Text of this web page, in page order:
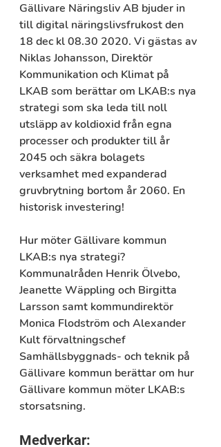
Gällivare Näringsliv AB bjuder in
till digital näringslivsfrukost den
18 dec kl 08.30 2020. Vi gästas av
Niklas Johansson, Direktör
Kommunikation och Klimat på
LKAB som berättar om LKAB:s nya
strategi som ska leda till noll
utsläpp av koldioxid från egna
processer och produkter till år
2045 och säkra bolagets
verksamhet med expanderad
gruvbrytning bortom år 2060. En
historisk investering!
Hur möter Gällivare kommun
LKAB:s nya strategi?
Kommunalråden Henrik Ölvebo,
Jeanette Wäppling och Birgitta
Larsson samt kommundirektör
Monica Flodström och Alexander
Kult förvaltningschef
Samhällsbyggnads- och teknik på
Gällivare kommun berättar om hur
Gällivare kommun möter LKAB:s
storsatsning.
Medverkar: